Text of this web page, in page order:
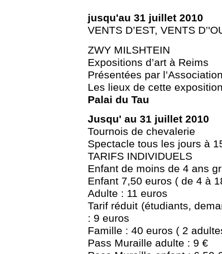
jusqu'au 31 juillet 2010
VENTS D’EST, VENTS
ZWY MILSHTEIN
Expositions d’art à Reims
Présentées par
Les lieux de cette
Palai du Tau
Jusqu' au 31 juillet 2010
Tournois de chevalerie
Spectacle tous les jours à
TARIFS INDIVIDUELS
Enfant de moins de 4 ans
Enfant 7,50 euros ( de 4 à
Adulte : 11 euros
Tarif réduit (étudiants,
: 9 euros
Famille : 40 euros ( 2
Pass Muraille adulte : 9 €